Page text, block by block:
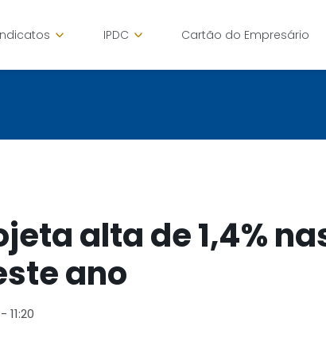
IPDC Cartão do Empresário
alta de 1,4%
ano
11:20